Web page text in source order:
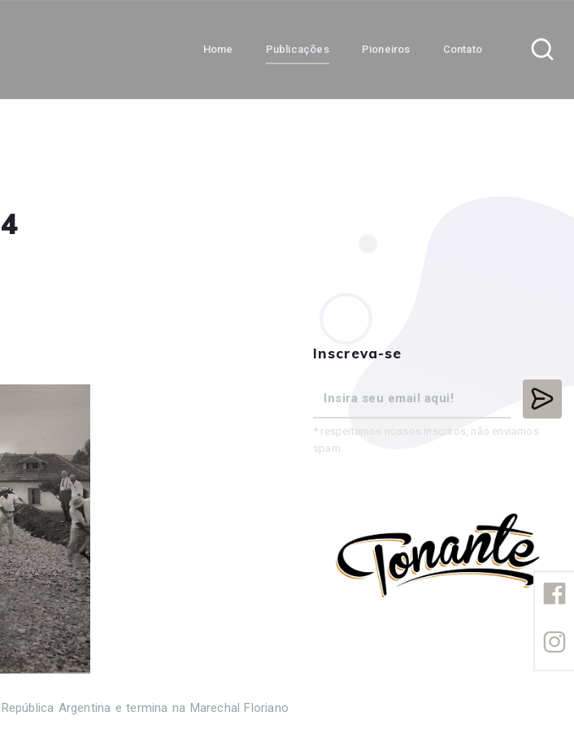
Home Publicações Pioneiros Contato
Argentina e termina na Marechal Floriano
Inscreva-se
* respeitamos nossos inscritos, não enviamos
spam.